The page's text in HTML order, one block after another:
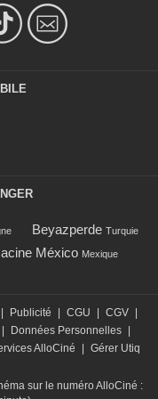
Beyazperde Turquie
México Mexique
Publicité CGU CGV
Données Personnelles
AlloCiné
Gérer Utiq
sur le numéro AlloCiné :